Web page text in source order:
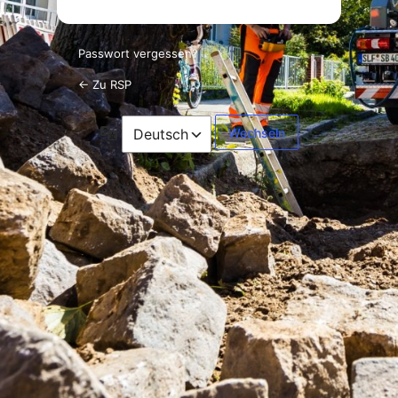
Passwort vergessen?
← Zu RSP
Sprache